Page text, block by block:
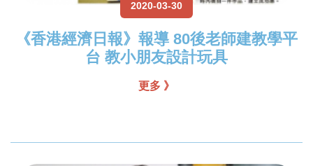
2020-03-30
《香港經濟日報》報導 80後老師建教學平
台 教小朋友設計玩具
更多 》